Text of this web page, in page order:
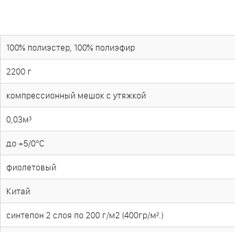
100% полиэстер, 100% полиэфир
2200 г
компрессионный мешок с утяжкой
0,03м³
до +5/0°С
фиолетовый
Китай
синтепон 2 слоя по 200 г/м2 (400гр/м².)